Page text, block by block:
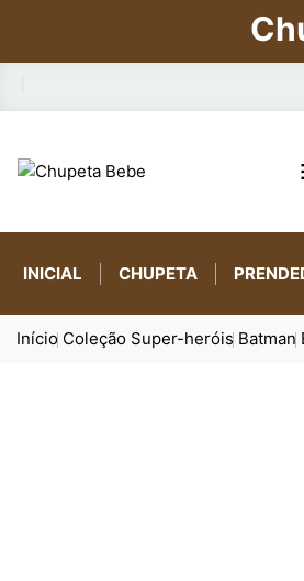
INICIAL CHUPETA
Início Coleção Super-heróis Batman